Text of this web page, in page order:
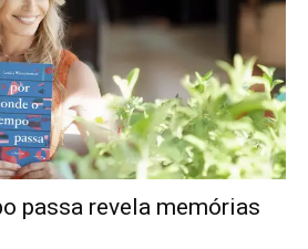
passa revela memórias